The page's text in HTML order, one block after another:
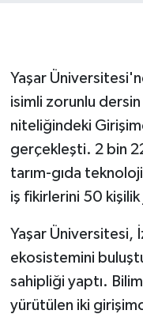
Yaşar
isimli zorunlu
niteliğindeki
gerçekleşti. 2 bin
tarım-gıda
iş fikirlerini 50
Yaşar Üniversitesi,
ekosistemini
sahipliği yaptı.
yürütülen iki
GÜNDEM
Güvenlik
İNSAN
İş Dünyası